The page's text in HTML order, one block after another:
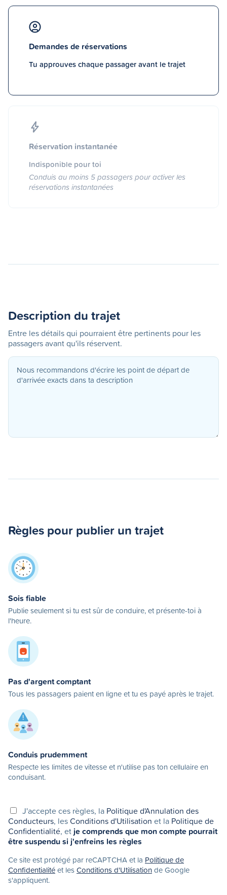
Demandes de réservations
Tu approuves chaque passager avant le trajet
Réservation instantanée
Indisponible pour toi
Conduis au moins 5 passagers pour activer les
réservations instantanées
Description du trajet
Entre les détails qui pourraient être pertinents pour les
passagers avant qu'ils réservent.
Règles pour publier un trajet
Sois fiable
Publie seulement si tu est sûr de conduire, et présente-toi à
l'heure.
Pas d'argent comptant
Tous les passagers paient en ligne et tu es payé après le trajet.
Conduis prudemment
Respecte les limites de vitesse et n'utilise pas ton cellulaire en
conduisant.
J'accepte ces règles, la Politique d'Annulation des
Conducteurs, lesConditions d'Utilisation et la Politique de
Confidentialité, etje comprends que mon compte pourrait
être suspendu si j'enfreins les règles
Ce site est protégé par reCAPTCHA et la Politique de
Confidentialitéet lesConditions d'Utilisationde Google
s'appliquent.